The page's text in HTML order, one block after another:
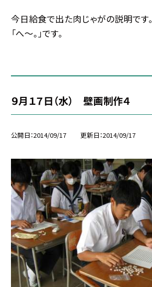
今日給食で出た肉じゃがの説明です。
「へ〜。」です。
９月１７日（水） 壁画制作４
公開日 2014/09/17 更新日 2014/09/17